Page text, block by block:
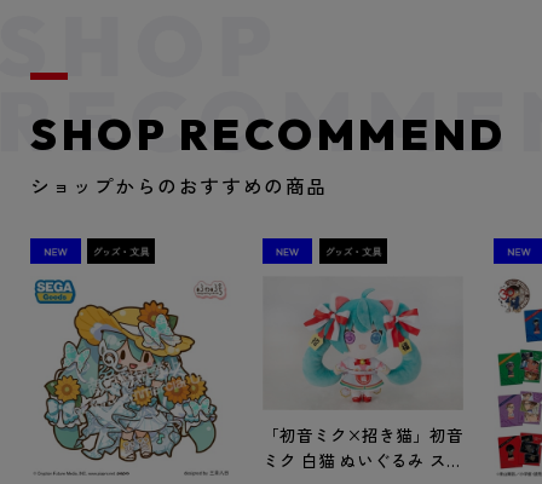
SHOP RECOMMEND
ショップからのおすすめの商品
「初音ミク×招き猫」初音
ミク 白猫 ぬいぐるみ スタ